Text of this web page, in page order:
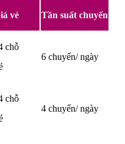
vé Tần suất chuyến
chỗ
6 chuyến/ ngày
chỗ
4 chuyến/ ngày